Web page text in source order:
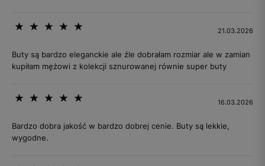
21.03.2026
Buty są bardzo eleganckie ale źle dobrałam rozmiar ale w zamian
kupiłam mężowi z kolekcji sznurowanej równie super buty
16.03.2026
Bardzo dobra jakość w bardzo dobrej cenie. Buty są lekkie,
wygodne.